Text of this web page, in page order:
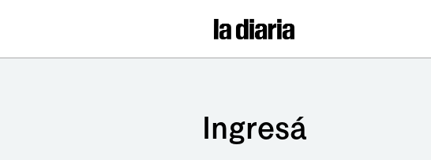
Ingresá